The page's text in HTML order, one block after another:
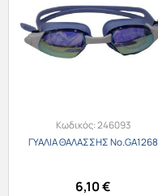
Κωδικός:246093
ΓΥΑΛΙΑ ΘΑΛΑΣΣΗΣ Νο.GA1268
6,10€